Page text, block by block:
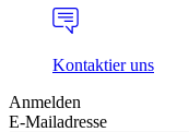
Kontaktier uns
Anmelden
E-Mailadresse